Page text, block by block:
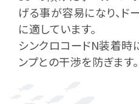
げる事が容易になり、ド
に適しています。
シンクロコードN装着時
ンプとの干渉を防ぎます。